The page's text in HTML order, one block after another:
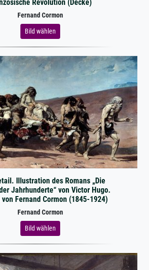
Revolution (Decke)
Fernand Cormon
Bild wählen
Illustration des Romans „Die
Jahrhunderte“ von Victor Hugo.
von Fernand Cormon (1845-1924)
Fernand Cormon
Bild wählen